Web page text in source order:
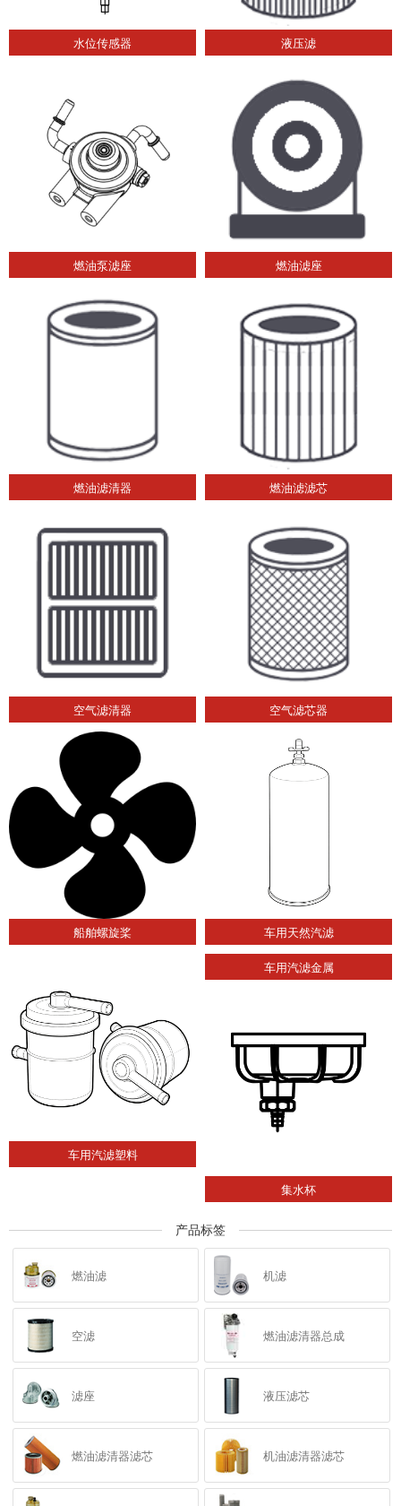
水位传感器 液压滤
燃油泵滤座 燃油滤座
燃油滤清器 燃油滤滤芯
空气滤清器 空气滤芯器
船舶螺旋桨 车用天然汽滤
车用汽滤塑料
车用汽滤金属
集水杯
产品标签
燃油滤 机滤
空滤 燃油滤清器总成
滤座 液压滤芯
燃油滤清器滤芯 机油滤清器滤芯